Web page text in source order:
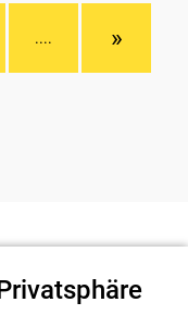
.... »